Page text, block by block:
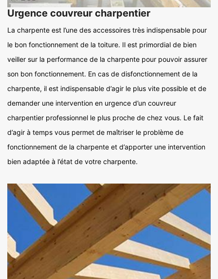
Urgence couvreur charpentier
La charpente est l’une des accessoires très indispensable pour
le bon fonctionnement de la toiture. Il est primordial de bien
veiller sur la performance de la charpente pour pouvoir assurer
son bon fonctionnement. En cas de disfonctionnement de la
charpente, il est indispensable d’agir le plus vite possible et de
demander une intervention en urgence d’un couvreur
charpentier professionnel le plus proche de chez vous. Le fait
d’agir à temps vous permet de maîtriser le problème de
fonctionnement de la charpente et d’apporter une intervention
bien adaptée à l’état de votre charpente.